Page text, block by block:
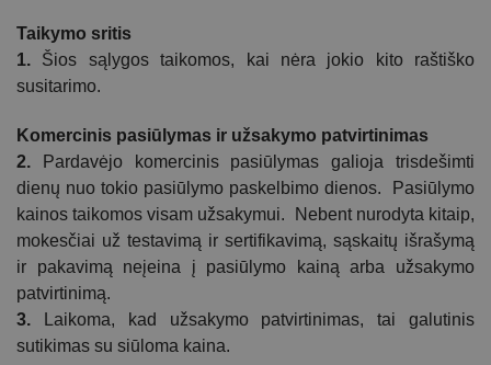
Taikymo sritis
1. Šios sąlygos taikomos, kai nėra jokio kito raštiško
susitarimo.
Komercinis pasiūlymas ir užsakymo patvirtinimas
2.
Pardavėjo komercinis pasiūlymas galioja trisdešimti
dienų nuo tokio pasiūlymo paskelbimo dienos. Pasiūlymo
kainos taikomos visam užsakymui. Nebent nurodyta kitaip,
mokesčiai už testavimą ir sertifikavimą, sąskaitų išrašymą
ir pakavimą neįeina į pasiūlymo kainą arba užsakymo
patvirtinimą.
3. Laikoma, kad užsakymo patvirtinimas, tai galutinis
sutikimas su siūloma kaina.